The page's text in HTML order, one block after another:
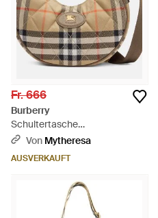
Fr. 666
Burberry
Schultertasche
Horseshoe Small Check -
Von Mytheresa
AUSVERKAUFT